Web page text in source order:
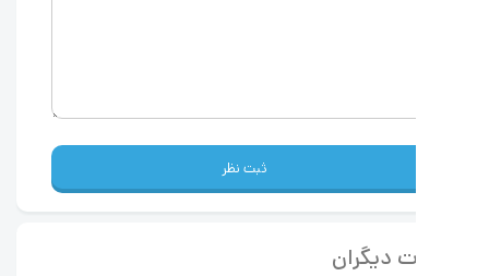
دیگران